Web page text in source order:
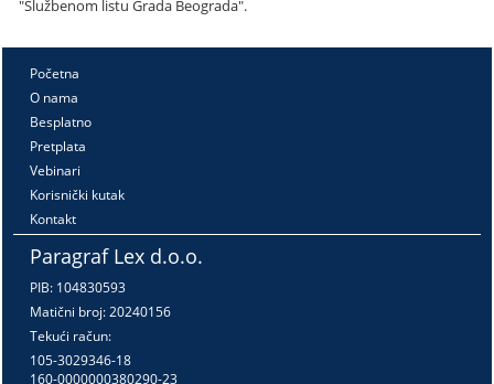
"Službenom listu Grada Beograda".
Početna
O nama
Besplatno
Pretplata
Vebinari
Korisnički kutak
Kontakt
Paragraf Lex d.o.o.
PIB: 104830593
Matični broj: 20240156
Tekući račun:
105-3029346-18
160-0000000380290-23